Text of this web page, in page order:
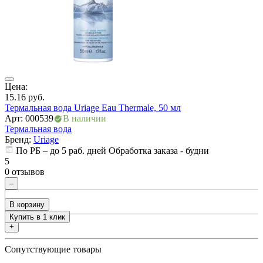
Цена:
15.16 руб.
Термальная вода Uriage Eau Thermale, 50 мл
Арт: 000539
В наличии
Термальная вода
Бренд: Uriage
По РБ – до 5 раб. дней Обработка заказа - будни
5
0 отзывов
–
+
В корзину
Купить в 1 клик
Сопутствующие товары